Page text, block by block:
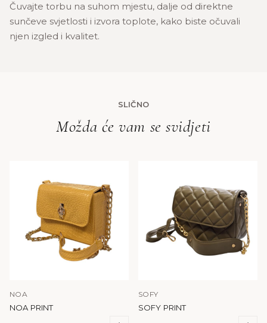
Čuvajte torbu na suhom mjestu, dalje od direktne
sunčeve svjetlosti i izvora toplote, kako biste očuvali
njen izgled i kvalitet.
SLIČNO
Možda će vam se svidjeti
NOA
NOA PRINT
SOFY
SOFY PRINT